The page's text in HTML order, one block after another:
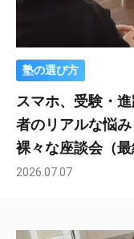
塾の選び方
スマホ、受験・
者のリアルな悩
裸々な座談会（最
2026.07.07